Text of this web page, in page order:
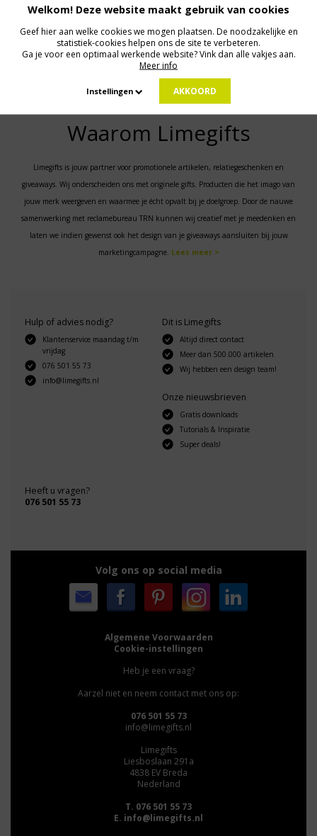
MELD JE AAN VOOR ONZE NIEUWSBRIEF
Profiteer van deals en een dosis inspiratie!
Geen zorgen: we gaan veilig met je gegevens om. Dat lees je in ons
Waarom Limegifts
Limegifts is jouw partner voor promotionele artikelen, relatiegeschenken en
giveaways. Wij onderscheiden ons met originele gifts. Producten die het imago van
jouw merk weergeven en waarmee je écht opvalt bij je doelgroep. Door de nauwe
samenwerking met reclamebureau TRN kunnen wij creatief met je meedenken en
laten we indien gewenst ook het design van je giveaways aansluiten bij jouw
marketingcampagne. Lees meer >
Hulp of advies nodig?
Klantenservice maandag t/m
vrijdag
076 501 55 73
info@limegifts.nl
Dit is Limegifts
Altijd direct contact
Meer dan 500.000 artikelen
Wij hebben een design team!
Onze nieuwsbrieven
Gratis downloads
Tutorials & Inspiratie
Super deals!
Heeft u vragen?
076 501 55 73
Volg ons op social media
Algemene Voorwaarden
Cookie-instellingen
Heb je een vraag?
Aarzel niet en neem contact met ons op:
076 501 55 73
info@limegifts.nl
Limegifts
Liesboslaan 291a
4838 EV Breda
Nederland
T. 076 501 55 73
E. info@limegifts.nl
Welkom! Deze website maakt gebruik van cookies
Geef hier aan welke cookies we mogen plaatsen. De noodzakelijke en
statistiek-cookies helpen ons de site te verbeteren.
Ga je voor een optimaal werkende website? Vink dan alle vakjes aan.
Meer info
Instellingen AKKOORD